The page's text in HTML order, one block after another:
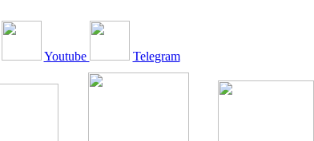
Youtube Telegram